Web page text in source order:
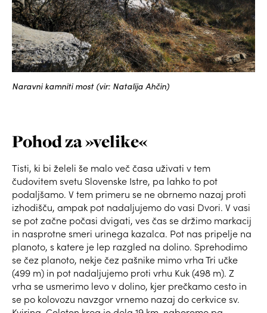
Naravni kamniti most (vir: Natalija Ahčin)
Pohod za »velike«
Tisti, ki bi želeli še malo več časa uživati v tem
čudovitem svetu Slovenske Istre, pa lahko to pot
podaljšamo. V tem primeru se ne obrnemo nazaj proti
izhodišču, ampak pot nadaljujemo do vasi Dvori. V vasi
se pot začne počasi dvigati, ves čas se držimo markacij
in nasprotne smeri urinega kazalca. Pot nas pripelje na
planoto, s katere je lep razgled na dolino. Sprehodimo
se čez planoto, nekje čez pašnike mimo vrha Tri učke
(499 m) in pot nadaljujemo proti vrhu Kuk (498 m). Z
vrha se usmerimo levo v dolino, kjer prečkamo cesto in
se po kolovozu navzgor vrnemo nazaj do cerkvice sv.